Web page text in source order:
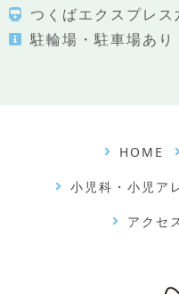
つくばエクスプレス
駐輪場・駐車場あり
HOME
小児科・小児ア
アクセ